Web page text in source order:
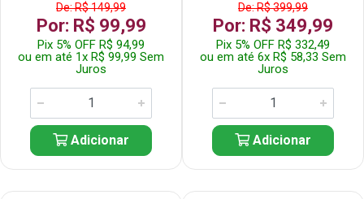
De: R$ 149,99
Por: R$ 99,99
Pix 5% OFF R$ 94,99
ou em até 1x R$ 99,99 Sem
Juros
Adicionar
De: R$ 399,99
Por: R$ 349,99
Pix 5% OFF R$ 332,49
ou em até 6x R$ 58,33 Sem
Juros
Adicionar